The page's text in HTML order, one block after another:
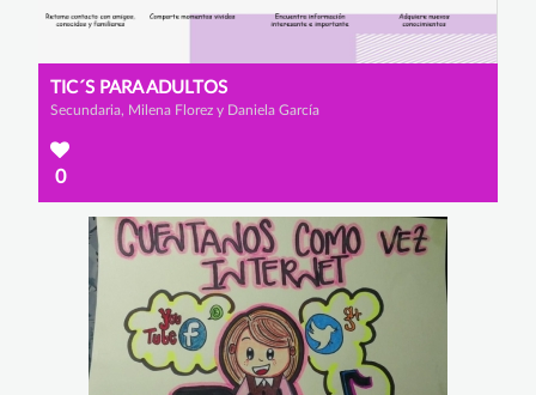
TIC´S PARA ADULTOS
Secundaria, Milena Florez y Daniela García
0